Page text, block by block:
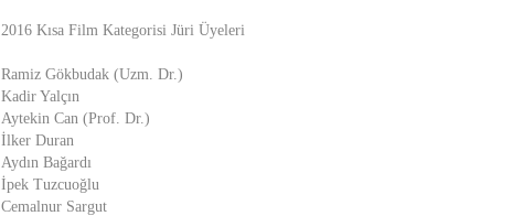
2016 Kısa Film Kategorisi Jüri Üyeleri
Ramiz Gökbudak (Uzm. Dr.)
Kadir Yalçın
Aytekin Can (Prof. Dr.)
İlker Duran
Aydın Bağardı
İpek Tuzcuoğlu
Cemalnur Sargut